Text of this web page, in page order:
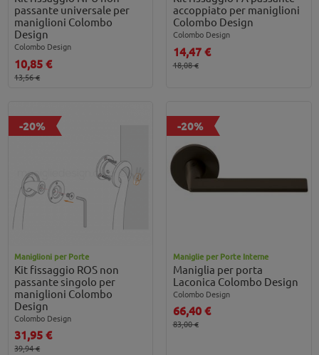
passante universale per
maniglioni Colombo
Design
Colombo Design
10,85 €
13,56 €
accoppiato per maniglioni
Colombo Design
Colombo Design
14,47 €
18,08 €
-20%
Maniglioni per Porte
Kit fissaggio ROS non
passante singolo per
maniglioni Colombo
Design
Colombo Design
31,95 €
39,94 €
-20%
Maniglie per Porte Interne
Maniglia per porta
Laconica Colombo Design
Colombo Design
66,40 €
83,00 €